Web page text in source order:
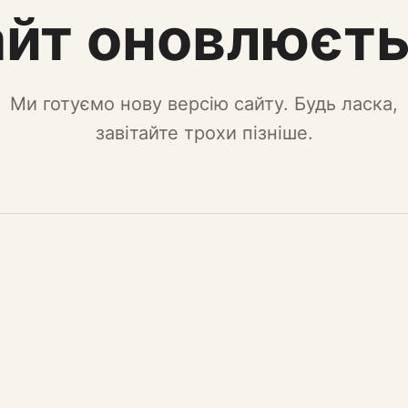
Ми готуємо нову версію сайту. Будь ласка,
завітайте трохи пізніше.